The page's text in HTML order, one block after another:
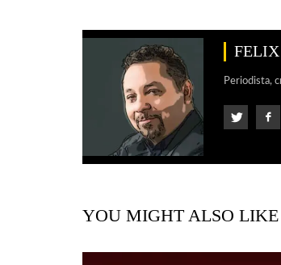
Periodista,
YOU MIGHT ALSO LIKE